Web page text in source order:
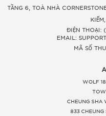
TẦNG 6, TOÀ NHÀ
ĐIỆN THOẠI:
EMAIL:
MÃ SỐ
WOLF
CHEUNG SHA
833 CHEUNG